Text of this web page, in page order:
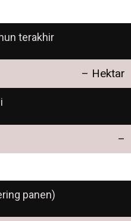
terakhir
– Hektar
–
panen)